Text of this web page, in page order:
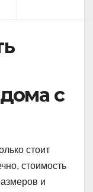
с
стоит
стоимость
и